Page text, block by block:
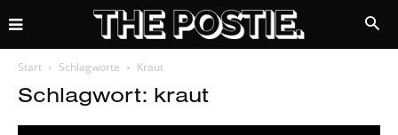
Start Schlagworte Kraut
Schlagwort: kraut